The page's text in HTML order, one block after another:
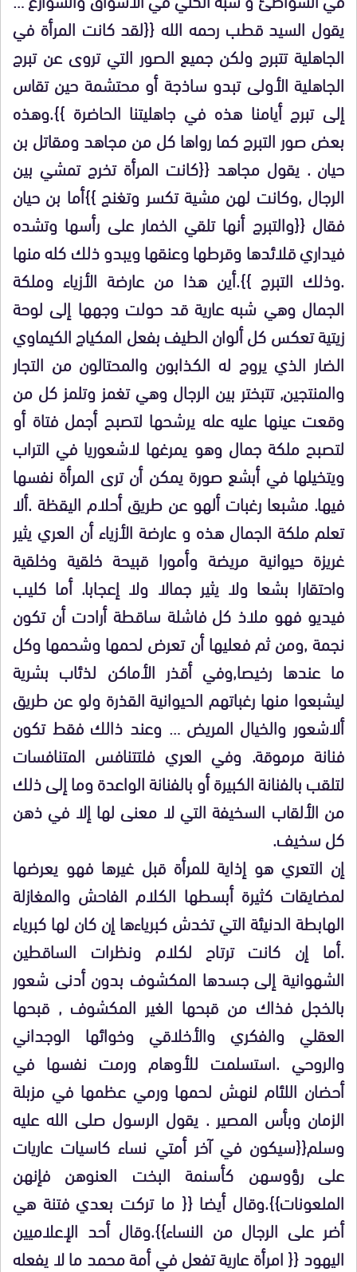
يقول السيد قطب رحمه الله {{لقد كانت المرأة في
الجاهلية تتبرج ولكن جميع الصور التي تروى عن تبرج
الجاهلية الأولى تبدو ساذجة أو محتشمة حين تقاس
إلى تبرج أيامنا هذه في جاهليتنا الحاضرة }}.وهذه
بعض صور التبرج كما رواها كل من مجاهد ومقاتل بن
حيان . يقول مجاهد {{كانت المرأة تخرج تمشي بين
الرجال ,وكانت لهن مشية تكسر وتغنج }}أما بن حيان
فقال {{والتبرج أنها تلقي الخمار على رأسها وتشده
فيداري قلائدها وقرطها وعنقها ويبدو ذلك كله منها
.وذلك التبرج }}.أين هذا من عارضة الأزياء وملكة
الجمال وهي شبه عارية قد حولت وجهها إلى لوحة
زيتية تعكس كل ألوان الطيف بفعل المكياج الكيماوي
الضار الذي يروج له الكذابون والمحتالون من التجار
والمنتجين, تتبختر بين الرجال وهي تغمز وتلمز كل من
وقعت عينها عليه عله يرشحها لتصبح أجمل فتاة أو
لتصبح ملكة جمال وهو يمرغها لاشعوريا في التراب
ويتخيلها في أبشع صورة يمكن أن ترى المرأة نفسها
فيها. مشبعا رغبات ألهو عن طريق أحلام اليقظة .ألا
تعلم ملكة الجمال هذه و عارضة الأزياء أن العري يثير
غريزة حيوانية مريضة وأمورا قبيحة خلقية وخلقية
واحتقارا بشعا ولا يثير جمالا ولا إعجابا. أما كليب
فيديو فهو ملاذ كل فاشلة ساقطة أرادت أن تكون
نجمة ,ومن ثم فعليها أن تعرض لحمها وشحمها وكل
ما عندها رخيصا,وفي أقذر الأماكن لذئاب بشرية
ليشبعوا منها رغباتهم الحيوانية القذرة ولو عن طريق
ألاشعور والخيال المريض … وعند ذالك فقط تكون
فنانة مرموقة. وفي العري فلتتنافس المتنافسات
لتلقب بالفنانة الكبيرة أو بالفنانة الواعدة وما إلى ذلك
من الألقاب السخيفة التي لا معنى لها إلا في ذهن
كل سخيف.
إن التعري هو إذاية للمرأة قبل غيرها فهو يعرضها
لمضايقات كثيرة أبسطها الكلام الفاحش والمغازلة
الهابطة الدنيئة التي تخدش كبرياءها إن كان لها كبرياء
.أما إن كانت ترتاح لكلام ونظرات الساقطين
الشهوانية إلى جسدها المكشوف بدون أدنى شعور
بالخجل فذاك من قبحها الغير المكشوف , قبحها
العقلي والفكري والأخلاقي وخوائها الوجداني
والروحي .استسلمت للأوهام ورمت نفسها في
أحضان اللئام لنهش لحمها ورمي عظمها في مزبلة
الزمان وبأس المصير . يقول الرسول صلى الله عليه
وسلم{{سيكون في آخر أمتي نساء كاسيات عاريات
على رؤوسهن كأسنمة البخت العنوهن فإنهن
الملعونات}}.وقال أيضا {{ ما تركت بعدي فتنة هي
أضر على الرجال من النساء}}.وقال أحد الإعلاميين
اليهود {{ امرأة عارية تفعل في أمة محمد ما لا يفعله